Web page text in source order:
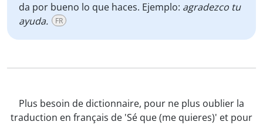
da por bueno lo que haces. Ejemplo: agradezco tu
ayuda.
FR
Plus besoin de dictionnaire, pour ne plus oublier la
traduction en français de 'Sé que (me quieres)' et pour